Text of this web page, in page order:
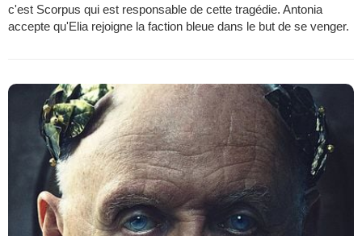
c'est Scorpus qui est responsable de cette tragédie. Antonia
accepte qu'Elia rejoigne la faction bleue dans le but de se venger.